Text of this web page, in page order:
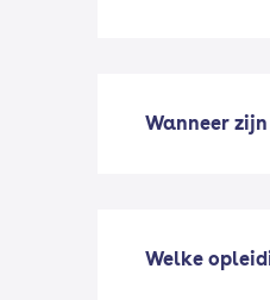
Wanneer
Welke